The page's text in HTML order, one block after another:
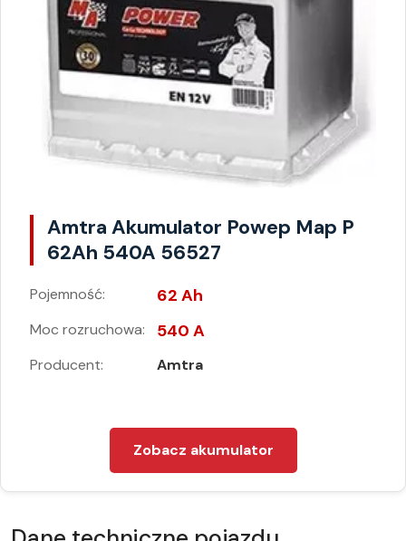
Amtra Akumulator Powep Map P
62Ah 540A 56527
Pojemność: 62 Ah
Moc rozruchowa: 540 A
Producent: Amtra
Zobacz akumulator